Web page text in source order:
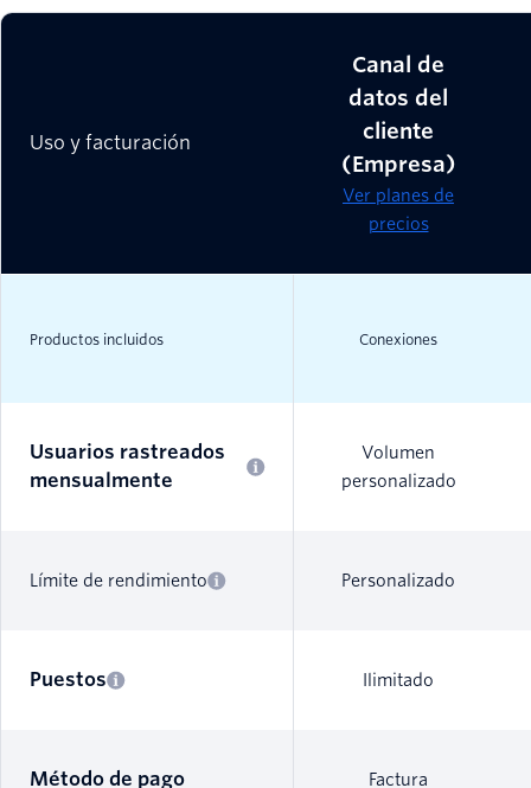
Uso y facturación
Canal de
datos del
cliente
(Empresa)
Ver planes de
precios
Productos incluidos Conexiones
Usuarios rastreados
mensualmente
Volumen
personalizado
Límite de rendimiento Personalizado
Puestos Ilimitado
Método de pago Factura